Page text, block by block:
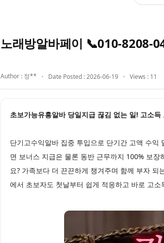
노래방알바페이 📞010-8208-
Author : 정** Date Posted : 2026-06-19 Views : 11
초보가능유흥알바 당일지급 끊김 없는 일! 고소
단기고수익알바 집중 투입으로 단기간 고액 수
면 보너스 지급은 물론 동반 근무까지 100% 보
요? 가족보다 더 끈끈하게 챙겨주며 함께 부자
에서 초보자도 첫날부터 쉽게 적응하고 바로 고